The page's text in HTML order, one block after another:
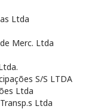
Ltda
Merc. Ltda
S/S LTDA
Ltda
Ltda